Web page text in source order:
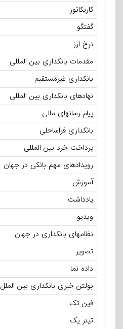
کاریکاتور
گفتگو
نرخ ارز
مقدمات بانکداری بین المللی
بانکداری غیرمستقیم
نهادهای بانکداری بین المللی
پیام رسانهای مالی
بانکداری فراساحلی
پرداخت خرد بین المللی
رویدادهای مهم بانکی در جهان
آموزش
یادداشت
ویدیو
نظامهای بانکداری در جهان
تصویر
داده نما
بولتن خبری بانکداری بین الملل
فین تک
تیتر یک